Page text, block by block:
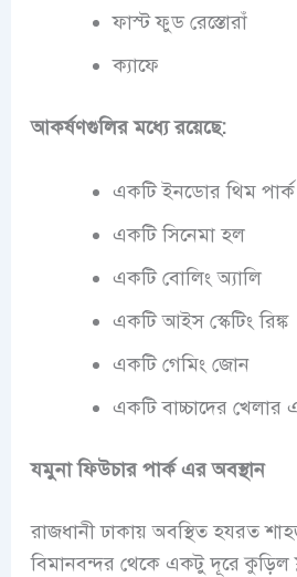
ফাস্ট ফুড রেস্তোরাঁ
ক্যাফে
আকর্ষণগুলির মধ্যে রয়েছে:
একটি ইনডোর থিম পার্ক
একটি সিনেমা হল
একটি বোলিং অ্যালি
একটি আইস স্কেটিং রিঙ্ক
একটি গেমিং জোন
একটি বাচ্চাদের খেলার
যমুনা ফিউচার পার্ক এর অবস্থান
রাজধানী ঢাকায় অবস্থিত হযরত
বিমানবন্দর থেকে একটু দূরে কুড়িল